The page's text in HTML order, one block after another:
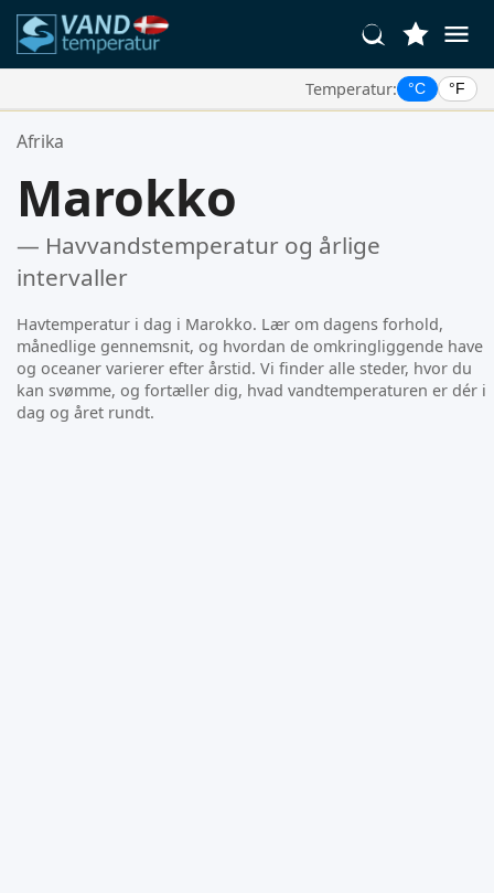
Temperatur: °C °F
Dine Foretrukne Steder:
Afrika
Marokko
— Havvandstemperatur og årlige
intervaller
Havtemperatur i dag i Marokko. Lær om dagens forhold,
månedlige gennemsnit, og hvordan de omkringliggende have
og oceaner varierer efter årstid. Vi finder alle steder, hvor du
kan svømme, og fortæller dig, hvad vandtemperaturen er dér i
dag og året rundt.